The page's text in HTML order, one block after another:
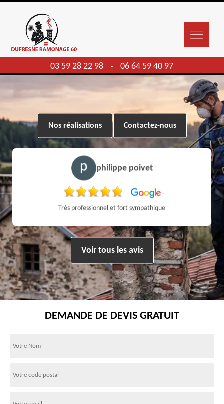
03 59 28 22 98 - 06 64 59 40 97
Nos réalisations Contactez-nous
philippe poivet
Très professionnel et fort sympathique
Voir tous les avis
DEMANDE DE DEVIS GRATUIT